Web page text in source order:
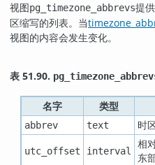
视图pg_timezone_abbrevs提
区缩写的列表。当
视图的内容会发生变化。
表 51.90.
名字 类型
abbrev text 时
utc_offset interval
相
东